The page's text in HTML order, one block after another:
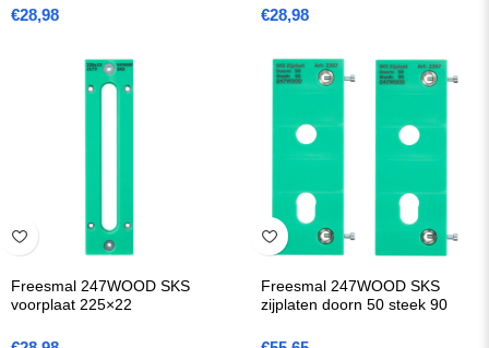
€28,98 €28,98
Freesmal 247WOOD SKS
voorplaat 225×22
Freesmal 247WOOD SKS
zijplaten doorn 50 steek 90